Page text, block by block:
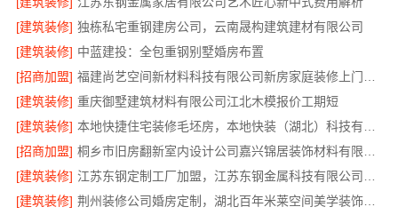
[建筑装修] 独栋私宅重钢建房公司，云南晟构建筑建材有限公司
[建筑装修] 中蓝建投：全包重钢别墅婚房布置
[招商加盟]
[建筑装修] 重庆御墅建筑材料有限公司江北木模报价工期短
[建筑装修]
[招商加盟]
[建筑装修]
[建筑装修]
荆州装修公司婚房定制，湖北百年米莱空间美学装饰材料有限公司专属设计方案